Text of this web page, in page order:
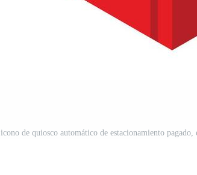
icono de quiosco automático de estacionamiento